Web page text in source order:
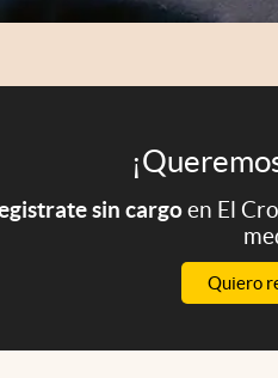
sin cargoen El
Quiero